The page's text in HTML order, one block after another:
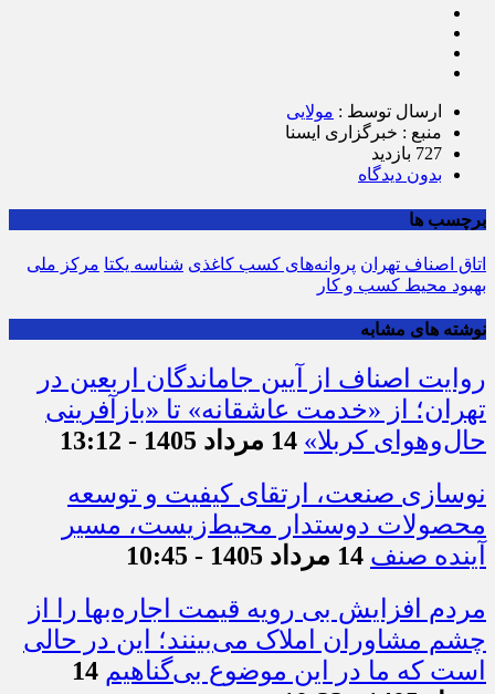
ارسال توسط : مولایی
منبع : خبرگزاری ایسنا
727 بازدید
بدون دیدگاه
برچسب ها
اتاق اصناف تهران پروانه‌های کسب کاغذی شناسه یکتا مرکز ملی
بهبود محیط کسب و کار
نوشته های مشابه
روایت اصناف از آیین جاماندگان اربعین در
تهران؛ از «خدمت عاشقانه» تا «بازآفرینی
حال‌وهوای کربلا» 14 مرداد 1405 - 13:12
نوسازی صنعت، ارتقای کیفیت و توسعه
محصولات دوستدار محیط‌زیست، مسیر
آینده صنف 14 مرداد 1405 - 10:45
مردم افزایش بی رویه قیمت اجاره‌بها را از
چشم مشاوران املاک می‌بینند؛ این در حالی
است که ما در این موضوع بی‌گناهیم 14